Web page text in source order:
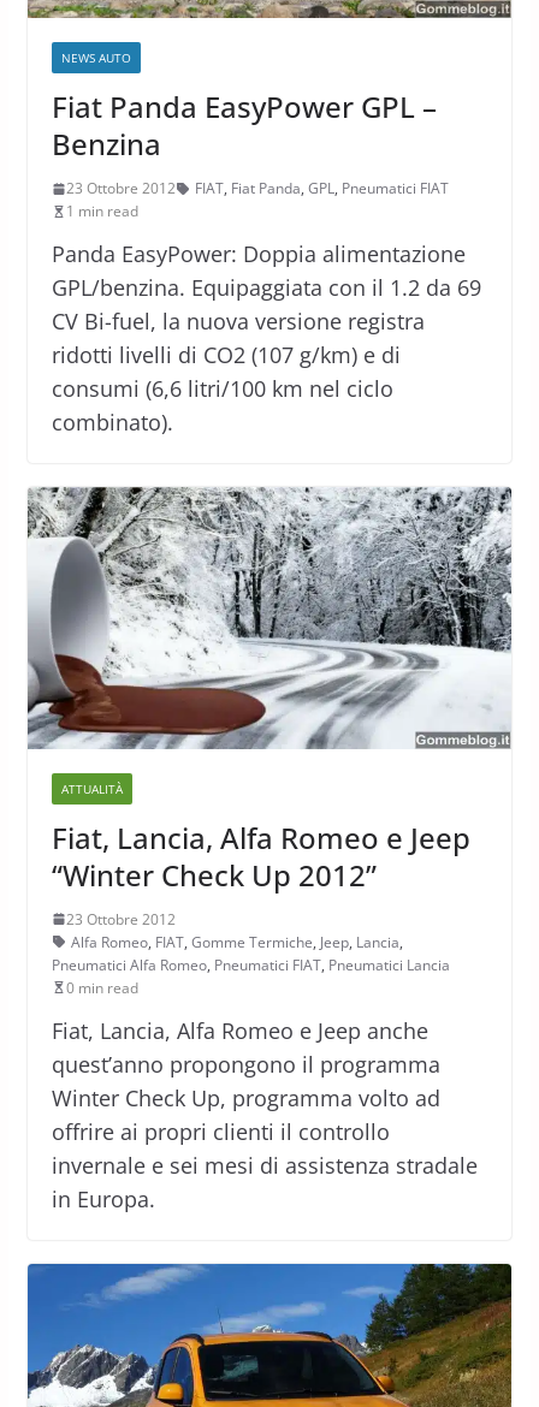
NEWS AUTO
Fiat Panda EasyPower GPL –
Benzina
23 Ottobre 2012 FIAT, Fiat Panda, GPL, Pneumatici FIAT
1 min read
Panda EasyPower: Doppia alimentazione
GPL/benzina. Equipaggiata con il 1.2 da 69
CV Bi-fuel, la nuova versione registra
ridotti livelli di CO2 (107 g/km) e di
consumi (6,6 litri/100 km nel ciclo
combinato).
ATTUALITÀ
Fiat, Lancia, Alfa Romeo e Jeep
“Winter Check Up 2012”
23 Ottobre 2012
Alfa Romeo, FIAT, Gomme Termiche, Jeep, Lancia,
Pneumatici Alfa Romeo, Pneumatici FIAT, Pneumatici Lancia
0 min read
Fiat, Lancia, Alfa Romeo e Jeep anche
quest’anno propongono il programma
Winter Check Up, programma volto ad
offrire ai propri clienti il controllo
invernale e sei mesi di assistenza stradale
in Europa.